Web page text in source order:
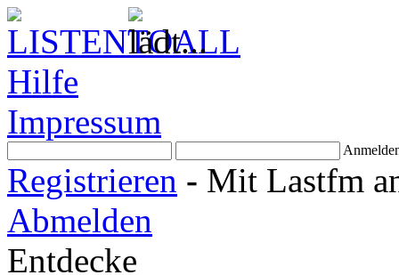
Hilfe
Impressum
Registrieren - Mit Lastfm
Abmelden
Entdecke